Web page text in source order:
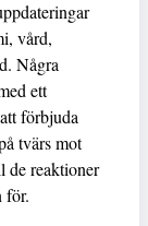
vård,
Några
ett
förbjuda
tvärs mot
de reaktioner
för.